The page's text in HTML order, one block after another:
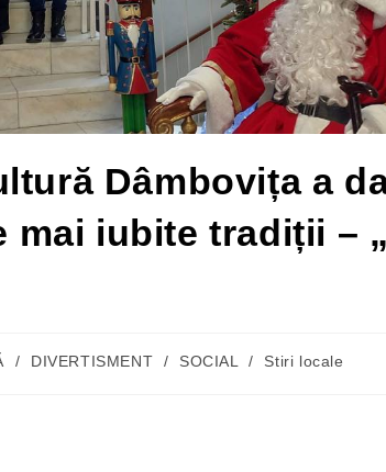
Dâmbovița a
mai iubite tradiții –
/ DIVERTISMENT / SOCIAL / Stiri locale